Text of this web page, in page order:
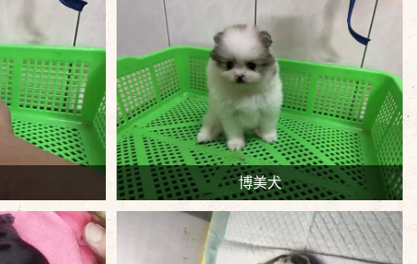
博美犬